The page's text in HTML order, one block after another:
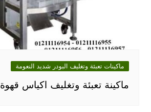
ماكينات تعبئة وتغليف البودر شديد النعومة
ماكينة تعبئة وتغليف اكياس قهوة